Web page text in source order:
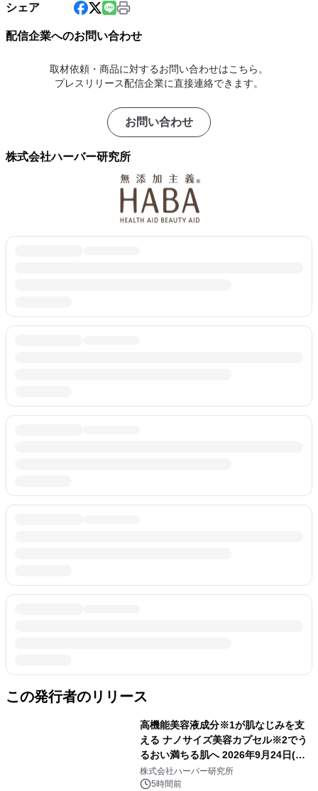
シェア
配信企業へのお問い合わせ
取材依頼・商品に対するお問い合わせはこちら。
プレスリリース配信企業に直接連絡できます。
お問い合わせ
株式会社ハーバー研究所
この発行者のリリース
高機能美容液成分※1が肌なじみを支
える ナノサイズ美容カプセル※2でう
るおい満ちる肌へ 2026年9月24日(木)
よりリニューアル新発売 『ディープモ
イストセラム』
株式会社ハーバー研究所
5時間前